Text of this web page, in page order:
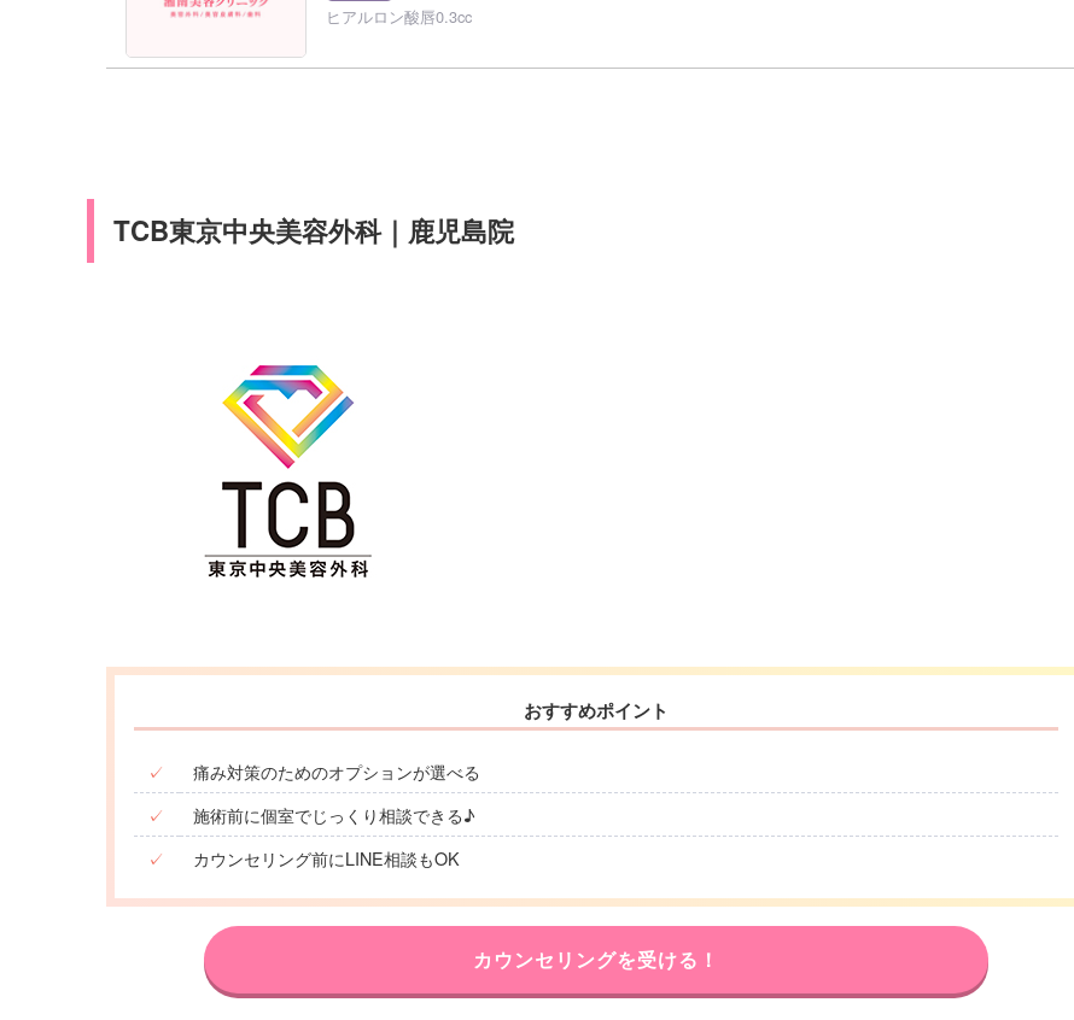
ヒアルロン酸唇0.3cc
TCB東京中央美容外科｜鹿児島院
おすすめポイント
✓
痛み対策のためのオプションが選べる
✓
施術前に個室でじっくり相談できる♪
✓
カウンセリング前にLINE相談もOK
カウンセリングを受ける！